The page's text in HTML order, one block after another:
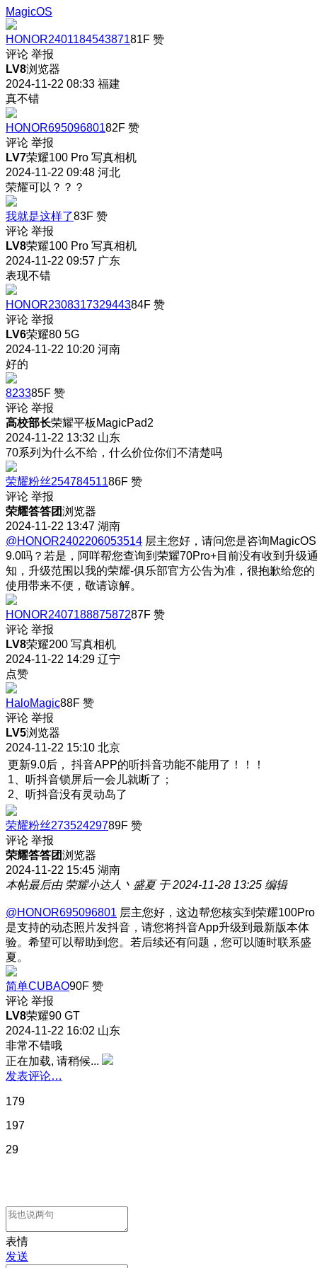
MagicOS
HONOR240118454387181F 赞
评论 举报
LV8浏览器
2024-11-22 08:33 福建
真不错
HONOR69509680182F 赞
评论 举报
LV7荣耀100 Pro 写真相机
2024-11-22 09:48 河北
荣耀可以？？？
我就是这样了83F 赞
评论 举报
LV8荣耀100 Pro 写真相机
2024-11-22 09:57 广东
表现不错
HONOR230831732944384F 赞
评论 举报
LV6荣耀80 5G
2024-11-22 10:20 河南
好的
823385F 赞
评论 举报
高校部长荣耀平板MagicPad2
2024-11-22 13:32 山东
70系列为什么不给，什么价位你们不清楚吗
荣耀粉丝25478451186F 赞
评论 举报
荣耀答答团浏览器
2024-11-22 13:47 湖南
@HONOR2402206053514 层主您好，请问您是咨询MagicOS
9.0吗？若是，阿咩帮您查询到荣耀70Pro+目前没有收到升级
知，升级范围以我的荣耀-俱乐部官方公告为准，很抱歉给您的
使用带来不便，敬请谅解。
HONOR240718887587287F 赞
评论 举报
LV8荣耀200 写真相机
2024-11-22 14:29 辽宁
点赞
HaloMagic88F 赞
评论 举报
LV5浏览器
2024-11-22 15:10 北京
更新9.0后， 抖音APP的听抖音功能不能用了！！！
1、听抖音锁屏后一会儿就断了；
2、听抖音没有灵动岛了
荣耀粉丝27352429789F 赞
评论 举报
荣耀答答团浏览器
2024-11-22 15:45 湖南
本帖最后由 荣耀小达人丶盛夏 于 2024-11-28 13:25 编辑
@HONOR695096801 层主您好，这边帮您核实到荣耀100Pro
是支持的动态照片发抖音，请您将抖音App升级到最新版本体
验。希望可以帮助到您。若后续还有问题，您可以随时联系盛
夏。
简单CUBAO90F 赞
评论 举报
LV8荣耀90 GT
2024-11-22 16:02 山东
非常不错哦
正在加载, 请稍候...
发表评论…
179
197
29
表情
发送